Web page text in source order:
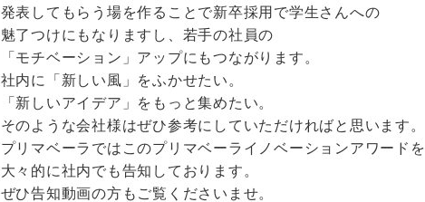
発表してもらう場を作ることで新卒採用で学生さんへの
魅了つけにもなりますし、若手の社員の
「モチベーション」アップにもつながります。
社内に「新しい風」をふかせたい。
「新しいアイデア」をもっと集めたい。
そのような会社様はぜひ参考にしていただければと思います。
プリマベーラではこのプリマベーライノベーションアワードを
大々的に社内でも告知しております。
ぜひ告知動画の方もご覧くださいませ。